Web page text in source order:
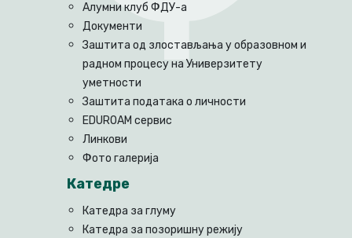
Алумни клуб ФДУ-а
Документи
Заштита од злостављања у образовном и
радном процесу на Универзитету
уметности
Заштита података о личности
EDUROAM сервис
Линкови
Фото галерија
Катедре
Катедра за глуму
Катедра за позоришну режију